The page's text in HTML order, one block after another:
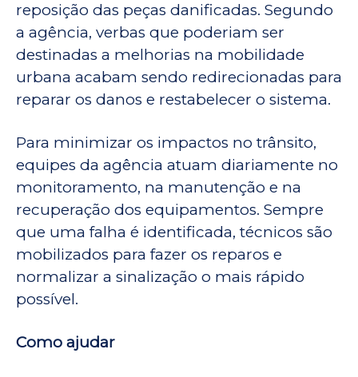
reposição das peças danificadas. Segundo
a agência, verbas que poderiam ser
destinadas a melhorias na mobilidade
urbana acabam sendo redirecionadas para
reparar os danos e restabelecer o sistema.
Para minimizar os impactos no trânsito,
equipes da agência atuam diariamente no
monitoramento, na manutenção e na
recuperação dos equipamentos. Sempre
que uma falha é identificada, técnicos são
mobilizados para fazer os reparos e
normalizar a sinalização o mais rápido
possível.
Como ajudar